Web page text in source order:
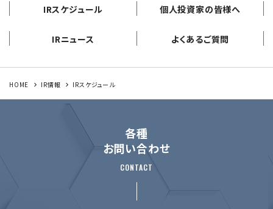
IRスケジュール 個人投資家の皆様へ
IRニュース よくあるご質問
HOME IR情報 IRスケジュール
各種
お問い合わせ
CONTACT